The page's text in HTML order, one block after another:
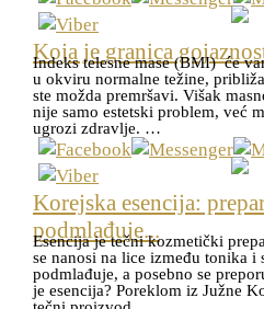
Koja je granica
Indeks telesne mase (BMI) će
u okviru normalne težine,
ste možda premršavi. Višak
nije samo estetski problem, već
ugrozi zdravlje. …
Korejska esencija:
podmlađuje...
Esencija je tečni kozmetički
se nanosi na lice između tonika
podmlađuje, a posebno se
je esencija? Poreklom iz Južne